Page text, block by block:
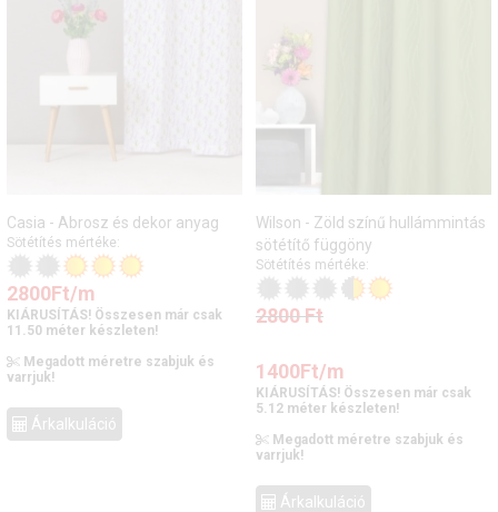
Casia - Abrosz és dekor anyag
Sötétítés mértéke:
2800Ft/m
KIÁRUSÍTÁS! Összesen már csak
11.50 méter készleten!
Megadott méretre szabjuk és
varrjuk!
Árkalkuláció
Wilson - Zöld színű hullámmintás
sötétítő függöny
Sötétítés mértéke:
2800Ft
1400Ft/m
KIÁRUSÍTÁS! Összesen már csak
5.12 méter készleten!
Megadott méretre szabjuk és
varrjuk!
Árkalkuláció